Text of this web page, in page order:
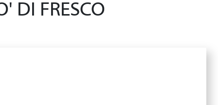
DI FRESCO